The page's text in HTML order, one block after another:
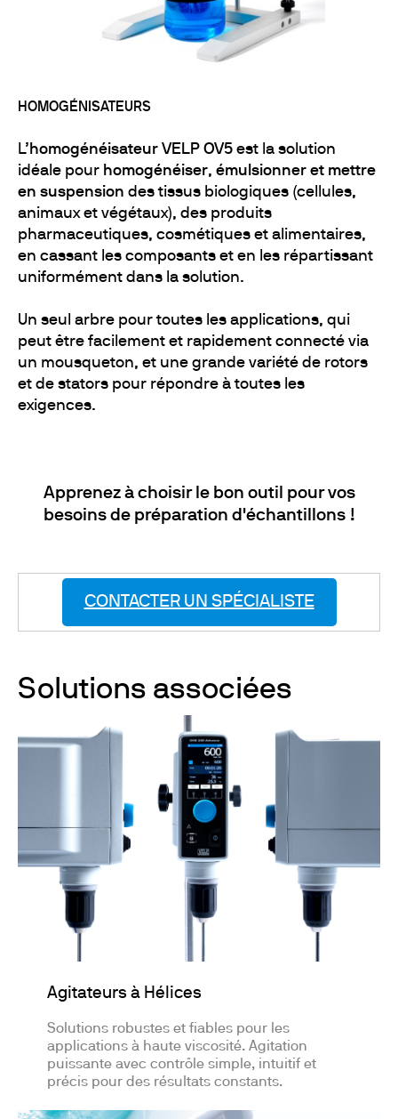
HOMOGÉNISATEURS
L’ homogénéisateur VELP OV5 est la solution
idéale pour homogénéiser, émulsionner et mettre
en suspension des tissus biologiques (cellules,
animaux et végétaux), des produits
pharmaceutiques, cosmétiques et alimentaires,
en cassant les composants et en les répartissant
uniformément dans la solution.
Un seul arbre pour toutes les applications, qui
peut être facilement et rapidement connecté via
un mousqueton, et une grande variété de rotors
et de stators pour répondre à toutes les
exigences.
Apprenez à choisir le bon outil pour vos
besoins de préparation d'échantillons !
CONTACTER UN SPÉCIALISTE
Solutions associées
Agitateurs à Hélices
Solutions robustes et fiables pour les
applications à haute viscosité. Agitation
puissante avec contrôle simple, intuitif et
précis pour des résultats constants.